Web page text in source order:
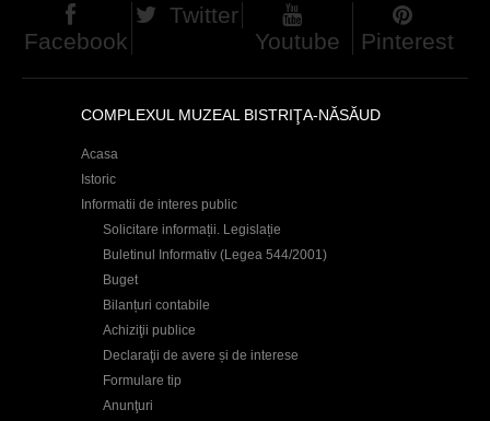
Facebook
Twitter
Youtube
Pinterest
COMPLEXUL MUZEAL BISTRIŢA-NĂSĂUD
Acasa
Istoric
Informatii de interes public
Solicitare informații. Legislație
Buletinul Informativ (Legea 544/2001)
Buget
Bilanțuri contabile
Achiziţii publice
Declaraţii de avere și de interese
Formulare tip
Anunţuri